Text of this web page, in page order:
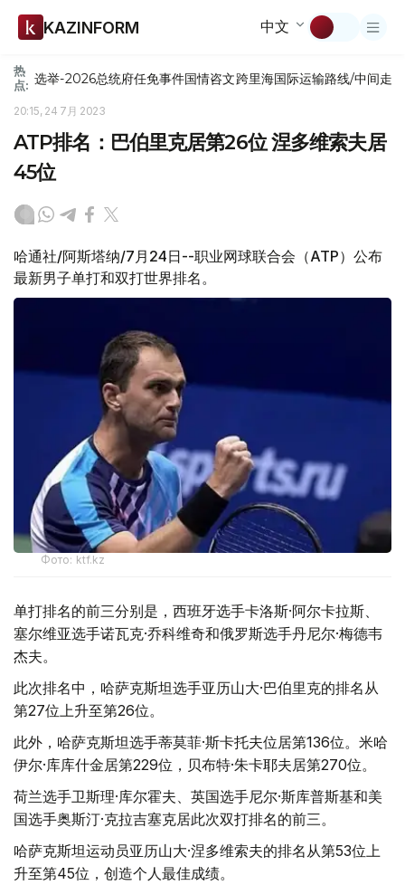
KAZINFORM 中文
热
点: 选举-2026总统府任免事件国情咨文跨里海国际运输路线/中间走廊
20:15, 24 7月 2023
ATP排名：巴伯里克居第26位 涅多维索夫居
45位
哈通社/阿斯塔纳/7月24日--职业网球联合会（ATP）公布
最新男子单打和双打世界排名。
Фото: ktf.kz
单打排名的前三分别是，西班牙选手卡洛斯·阿尔卡拉斯、
塞尔维亚选手诺瓦克·乔科维奇和俄罗斯选手丹尼尔·梅德韦
杰夫。
此次排名中，哈萨克斯坦选手亚历山大·巴伯里克的排名从
第27位上升至第26位。
此外，哈萨克斯坦选手蒂莫菲·斯卡托夫位居第136位。米哈
伊尔·库库什金居第229位，贝布特·朱卡耶夫居第270位。
荷兰选手卫斯理·库尔霍夫、英国选手尼尔·斯库普斯基和美
国选手奥斯汀·克拉吉塞克居此次双打排名的前三。
哈萨克斯坦运动员亚历山大·涅多维索夫的排名从第53位上
升至第45位，创造个人最佳成绩。